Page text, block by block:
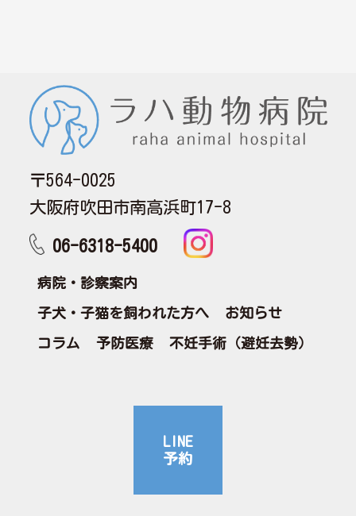
〒564-0025
大阪府吹田市南高浜町17-8
06-6318-5400
病院・診察案内
子犬・子猫を飼われた方へ お知らせ
コラム 予防医療 不妊手術（避妊去勢）
LINE
予約